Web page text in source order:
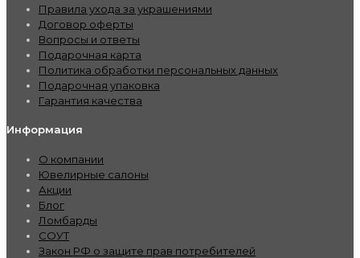
Правила ухода за украшениями
Договор оферты
Вопросы и ответы
Подарочная карта
Политика обработки персональных данных
Подарочная упаковка
Гарантия качества
Информация
О компании
Ювелирные салоны
Акции
Блог
Ломбарды
СОУТ
Закон РФ о защите прав потребителей